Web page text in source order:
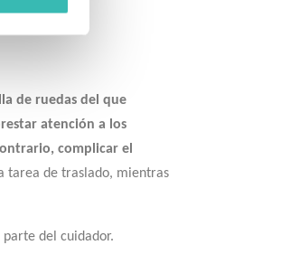
de ruedas del que
atención a los
complicar el
tarea de traslado, mientras
del cuidador.